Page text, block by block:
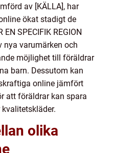
av [KÄLLA], har
ökat stadigt de
SPECIFIK REGION
nya varumärken och
möjlighet till föräldrar
barn. Dessutom kan
online jämfört
att föräldrar kan spara
olika